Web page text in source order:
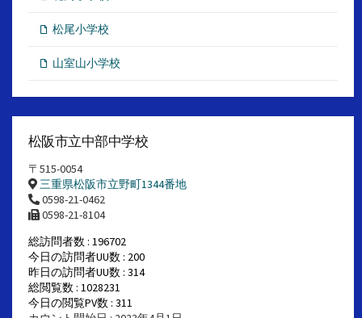
松尾小学校
山室山小学校
松阪市立中部中学校
〒515-0054
三重県松阪市立野町1344番地
0598-21-0462
0598-21-8104
総訪問者数 : 196702
今日の訪問者UU数 : 200
昨日の訪問者UU数 : 314
総閲覧数 : 1028231
今日の閲覧PV数 : 311